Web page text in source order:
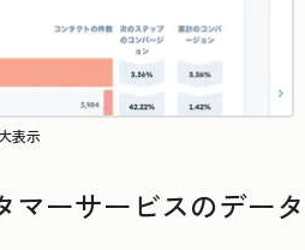
表示
ーサービスのデー